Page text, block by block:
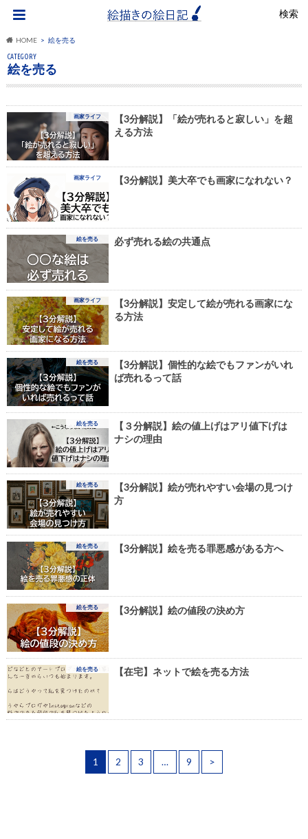
HOME 絵を売る
CATEGORY
絵を売る
画家ライフ
【3分解説】「絵が売れると寂しい」を超
える方法
画家ライフ 【3分解説】美大卒でも画家になれない？
絵を売る 必ず売れる絵の共通点
画家ライフ
【3分解説】安定して絵が売れる画家にな
る方法
絵を売る
【3分解説】個性的な絵でもファンがいれ
ば売れるって話
絵を売る
【３分解説】絵の値上げはアリ値下げは
ナシの理由
絵を売る
【3分解説】絵が売れやすい会場の見つけ
方
絵を売る 【3分解説】絵を売る罪悪感がある方へ
絵を売る 【3分解説】絵の値段の決め方
絵を売る 【在宅】ネットで絵を売る方法
1 2 3 … 9 >
検索